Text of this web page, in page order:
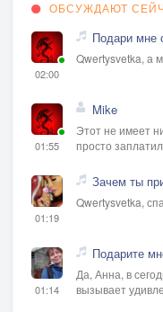
ОБСУЖДАЮТ
02:00
Подари мне
Qwertysvetka, а
01:55
Mike
Этот не имеет
просто
01:19
Зачем ты
Qwertysvetka,
01:14
Подарите
Да, Анна, в
вызывает